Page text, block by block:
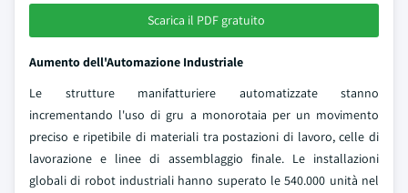
Scarica il PDF gratuito
Aumento dell'Automazione Industriale
Le strutture manifatturiere automatizzate stanno
incrementando l'uso di gru a monorotaia per un movimento
preciso e ripetibile di materiali tra postazioni di lavoro, celle di
lavorazione e linee di assemblaggio finale. Le installazioni
globali di robot industriali hanno superato le 540.000 unità nel